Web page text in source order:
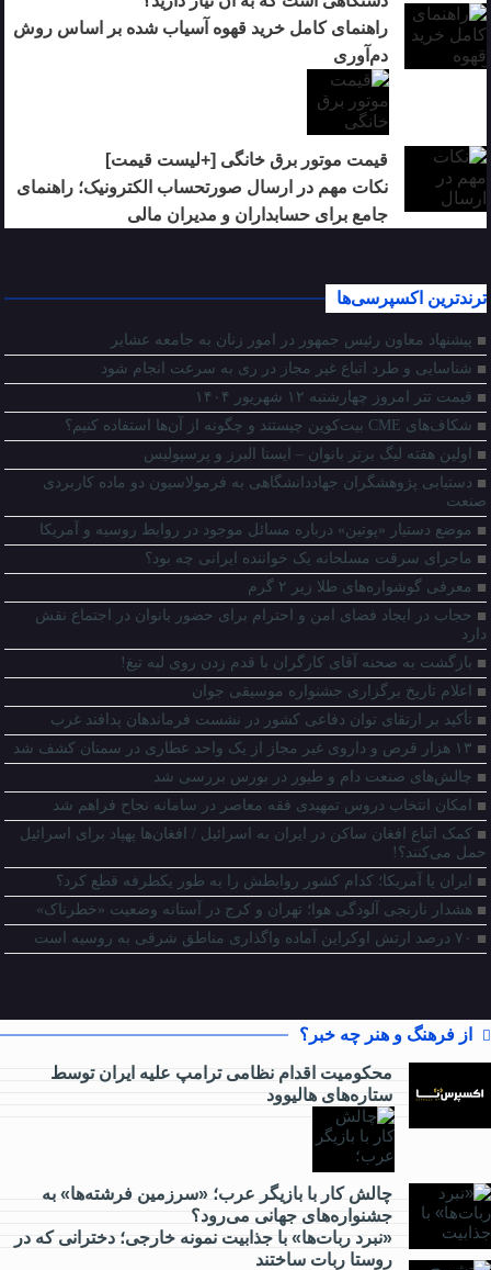
راهنمای کامل خرید قهوه آسیاب شده بر اساس روش
دم‌آوری
قیمت موتور برق خانگی [+لیست قیمت]
نکات مهم در ارسال صورتحساب الکترونیک؛ راهنمای
جامع برای حسابداران و مدیران مالی
ترندترین اکسپرسی‌ها
پیشنهاد معاون رئیس جمهور در امور زنان به جامعه عشایر
شناسایی و طرد اتباع غیر مجاز در ری به سرعت انجام شود
قیمت تتر امروز چهارشنبه ۱۲ شهریور ۱۴۰۴
شکاف‌های CME بیت‌کوین چیستند و چگونه از آن‌ها استفاده کنیم؟
اولین هفته لیگ برتر بانوان – ایستا البرز و پرسپولیس
دستیابی پژوهشگران جهاددانشگاهی به فرمولاسیون دو ماده کاربردی
صنعت
موضع دستیار «پوتین» درباره مسائل موجود در روابط روسیه و آمریکا
ماجرای سرقت مسلحانه یک خواننده ایرانی چه بود؟
معرفی گوشواره‌های طلا زیر ۲ گرم
حجاب در ایجاد فضای امن و احترام برای حضور بانوان در اجتماع نقش
دارد
بازگشت به صحنه آقای کارگران با قدم زدن روی لبه تیغ!
اعلام تاریخ برگزاری جشنواره موسیقی جوان
تأکید بر ارتقای توان دفاعی کشور در نشست فرماندهان پدافند غرب
۱۳ هزار قرص و داروی غیر مجاز از یک واحد عطاری در سمنان کشف شد
چالش‌های صنعت دام و طیور در بورس بررسی شد
امکان انتخاب دروس تمهیدی فقه معاصر در سامانه نجاح فراهم شد
کمک اتباع افغان ساکن در ایران به اسرائیل / افغان‌ها پهپاد برای اسرائیل
حمل می‌کنند؟!
ایران یا آمریکا؛ کدام کشور روابطش را به طور یکطرفه قطع کرد؟
هشدار نارنجی آلودگی هوا؛ تهران و کرج در آستانه وضعیت «خطرناک»
۷۰ درصد ارتش اوکراین آماده واگذاری مناطق شرقی به روسیه است
از فرهنگ و هنر چه خبر؟
محکومیت اقدام نظامی ترامپ علیه ایران توسط
ستاره‌های هالیوود
چالش کار با بازیگر عرب؛ «سرزمین فرشته‌ها» به
جشنواره‌های جهانی می‌رود؟
«نبرد ربات‌ها» با جذابیت نمونه خارجی؛ دخترانی که در
روستا ربات ساختند
از
کارآفرینی
چه خبر؟